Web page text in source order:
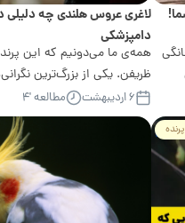
لاغری عروس هلندی چه دلیلی
دامپزشکی
همه‌ی ما می‌دونیم که این
ظریفن. یکی از بزرگ‌ترین
اینه که حس کنه پرنده‌اش...
۶ اردیبهشت مطالعه '۴